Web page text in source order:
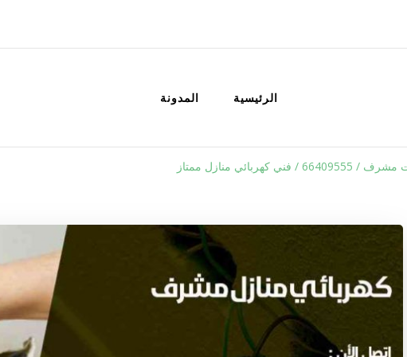
الرئيسية المدونة
فني كهربائي منازل ممتاز